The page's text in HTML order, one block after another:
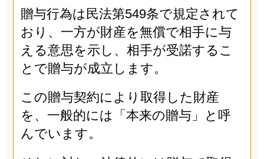
贈与行為は民法第549条で規定されて
おり、一方が財産を無償で相手に与
える意思を示し、相手が受諾するこ
とで贈与が成立します。
この贈与契約により取得した財産
を、一般的には「本来の贈与」と呼
んでいます。